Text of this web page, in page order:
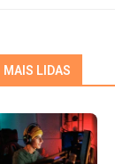
MAIS LIDAS